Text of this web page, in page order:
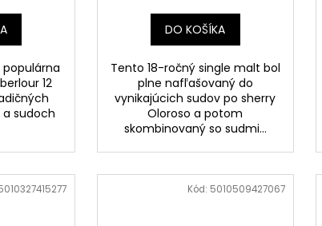
12
sudoch
DO KOŠÍKA
Tento 18-ročný single malt bol
plne nafľašovaný do
vynikajúcich sudov po sherry
Oloroso a potom
skombinovaný so sudmi...
Kód: 5010509427067